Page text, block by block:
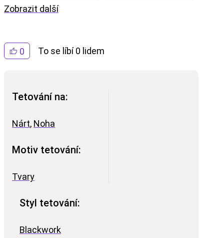
0 To se líbí 0 lidem
Tetování na:
Nárt, Noha
Motiv tetování:
Tvary
Styl tetování:
Blackwork
Zobrazit další